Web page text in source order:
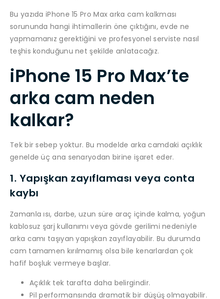
Bu yazıda iPhone 15 Pro Max arka cam kalkması
sorununda hangi ihtimallerin öne çıktığını, evde ne
yapmamanız gerektiğini ve profesyonel serviste nasıl
teşhis konduğunu net şekilde anlatacağız.
iPhone 15 Pro Max’te
arka cam neden
kalkar?
Tek bir sebep yoktur. Bu modelde arka camdaki açıklık
genelde üç ana senaryodan birine işaret eder.
1. Yapışkan zayıflaması veya conta
kaybı
Zamanla ısı, darbe, uzun süre araç içinde kalma, yoğun
kablosuz şarj kullanımı veya gövde gerilimi nedeniyle
arka camı taşıyan yapışkan zayıflayabilir. Bu durumda
cam tamamen kırılmamış olsa bile kenarlardan çok
hafif boşluk vermeye başlar.
Açıklık tek tarafta daha belirgindir.
Pil performansında dramatik bir düşüş olmayabilir.